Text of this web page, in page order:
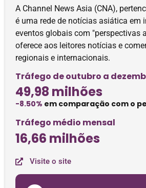
A Channel News Asia (CNA),
é uma rede de notícias asiática em
eventos globais com "perspectivas
oferece aos leitores notícias e
regionais e internacionais.
Tráfego de outubro a
49,98 milhões
-8.50% em comparação com o
Tráfego médio mensal
16,66 milhões
Visite o site